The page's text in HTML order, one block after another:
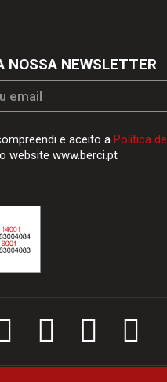
NOSSA NEWSLETTER
e aceito a Política de
website www.berci.pt